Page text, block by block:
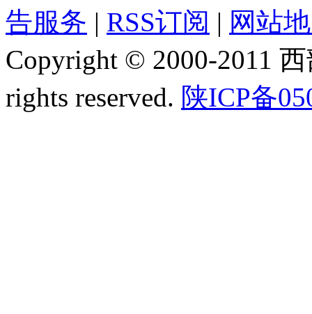
告服务 | RSS订阅 | 网站
Copyright © 2000-2011
rights reserved. 陕ICP备